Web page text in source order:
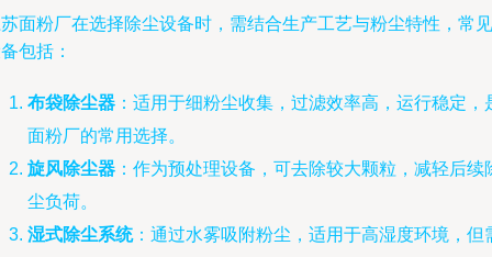
面粉厂在选择除尘设备时，需结合生产工艺与粉尘特性，常见
包括：
布袋除尘器 ：适用于细粉尘收集，过滤效率高，运行稳定，
面粉厂的常用选择。
旋风除尘器 ：作为预处理设备，可去除较大颗粒，减轻后续
尘负荷。
湿式除尘系统：通过水雾吸附粉尘，适用于高湿度环境，但